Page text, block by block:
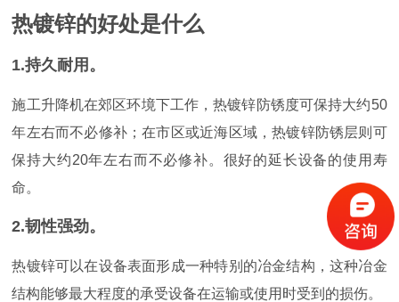
热镀锌的好处是什么
1.持久耐用。
施工升降机在郊区环境下工作，热镀锌防锈度可保持大约50
年左右而不必修补；在市区或近海区域，热镀锌防锈层则可
保持大约20年左右而不必修补。很好的延长设备的使用寿
命。
2.韧性强劲。
热镀锌可以在设备表面形成一种特别的冶金结构，这种冶金
结构能够最大程度的承受设备在运输或使用时受到的损伤。